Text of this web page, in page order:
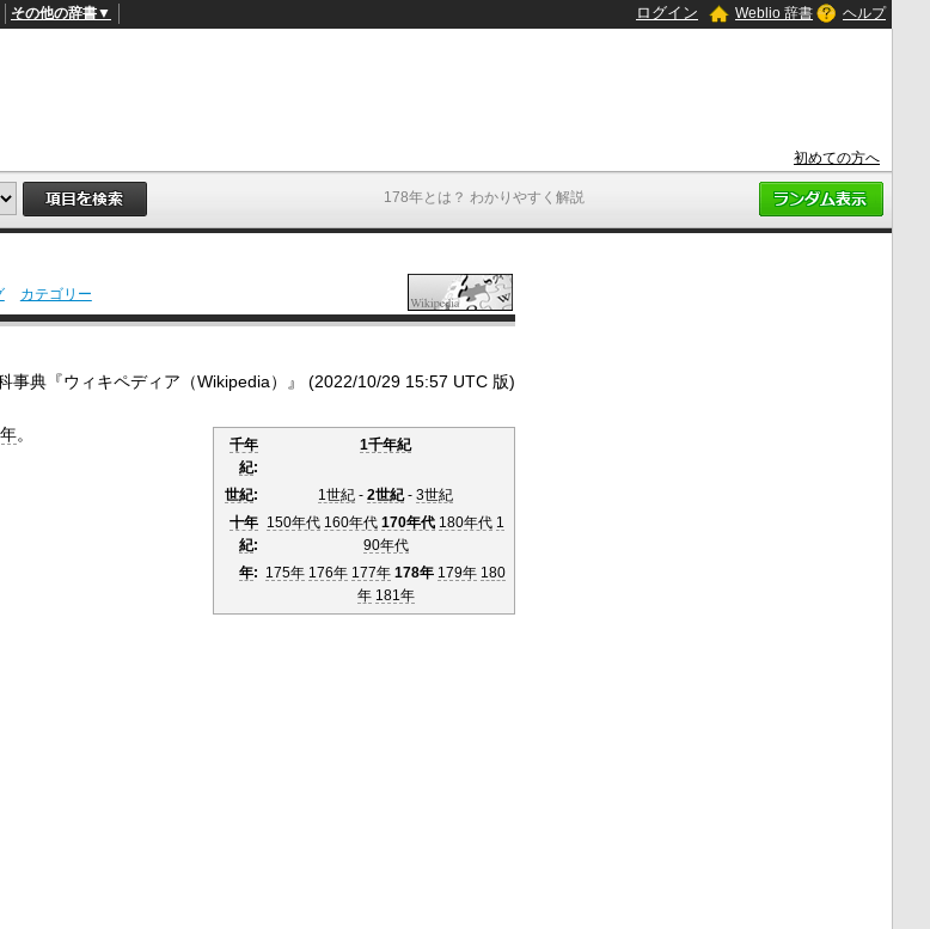
178年とは？ わかりやすく解説
その他の辞書▼ ログイン Weblio 辞書 ヘルプ
初めての方へ
カテゴリー
事典『ウィキペディア（Wikipedia）』 (2022/10/29 15:57 UTC 版)
千年
紀:
1千年紀
世紀: 1世紀 - 2世紀- 3世紀
十年
紀:
150年代 160年代 170年代 180年代 1
90年代
年: 175年 176年 177年 178年 179年 180
年 181年
。